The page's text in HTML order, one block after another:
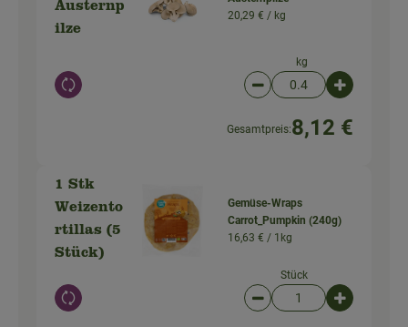
Austernp
ilze
Auswahl ändern
20,29 € / kg
kg
Artikelanzahl
Gesamtpreis:8,12 €
1 Stk
Weizento
rtillas (5
Stück)
Auswahl ändern
Gemüse-Wraps
Carrot_Pumpkin (240g)
16,63 € / 1kg
Stück
Artikelanzahl